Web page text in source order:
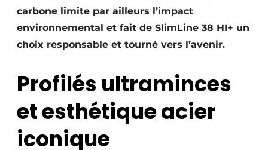
Infrastructures souterraines et égouttage
Protection solaire
carbone limite par ailleurs l’impact
environnemental et fait de SlimLine 38 HI+ un
choix responsable et tourné vers l’avenir.
Profilés ultraminces
et esthétique acier
iconique